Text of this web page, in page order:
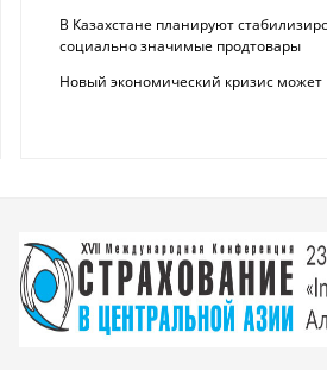
В Казахстане планируют
социально значимые продтовары
Новый экономический кризис может